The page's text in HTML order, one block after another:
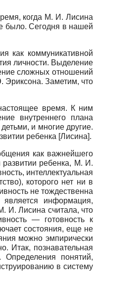
когда М. И. Лисина
было. Сегодня в нашей
как коммуникативной
личности. Выделение
сложных отношений
Эриксона. Заметим, что
время. К ним
внутреннего плана
и многие другие.
ребенка [Лисина].
как важнейшего
ребенка, М. И.
интеллектуальная
которого нет ни в
не тождественна
является информация,
И. Лисина считала, что
— готовность к
состояния, еще не
можно эмпирически
Итак, познавательная
Определения понятий,
в систему